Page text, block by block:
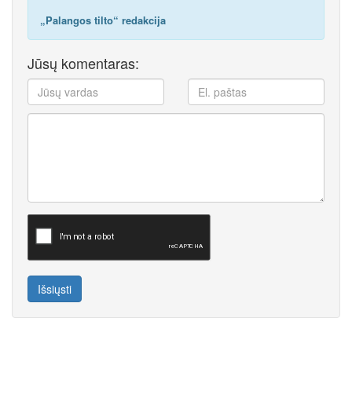
„Palangos tilto“ redakcija
Jūsų komentaras:
Išsiųsti